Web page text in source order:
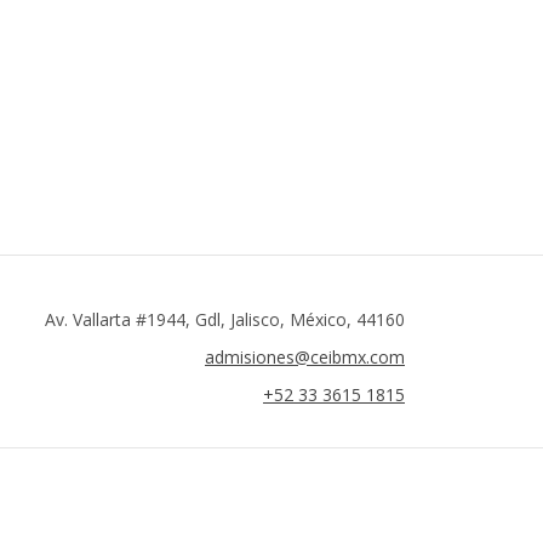
Av. Vallarta #1944, Gdl, Jalisco, México, 44160
admisiones@ceibmx.com
+52 33 3615 1815